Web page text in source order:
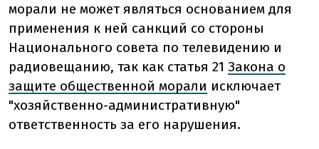
морали не может являться основанием для
применения к ней санкций со стороны
Национального совета по телевидению и
радиовещанию, так как статья 21 Закона о
защите общественной морали исключает
"хозяйственно-административную"
ответственность за его нарушения.